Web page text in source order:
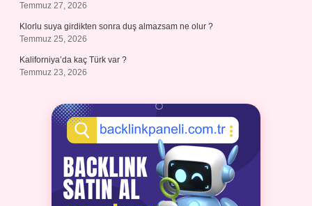
Temmuz 27, 2026
Klorlu suya girdikten sonra duş almazsam ne olur ?
Temmuz 25, 2026
Kaliforniya’da kaç Türk var ?
Temmuz 23, 2026